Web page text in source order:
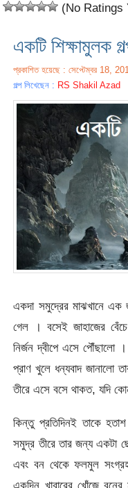
(No Ratings
একটি শিক্ষামুলক
প্রকাশিত হয়েছে : সেপ্টেম্বর 18,
গল্প লিখেছেন : RS Shakil Azad
একদা সমুদ্রের মাঝখানে এক
গেল । বসেই জাহাজের
নির্জন দ্বীপে এসে পৌঁছালো
প্রাণ খুলে ধন্যবাদ জানালো
তীরে এসে বসে থাকত, যদি
কিন্তু প্রতিদিনই তাকে
সমুদ্র তীরে তার জন্য একটা
এবং বন থেকে ফলমুল
একদিন খাবারের খোঁজে